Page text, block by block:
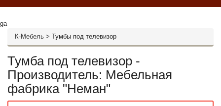
ga
К-Мебель > Тумбы под телевизор
Тумба под телевизор -
Производитель: Мебельная
фабрика "Неман"